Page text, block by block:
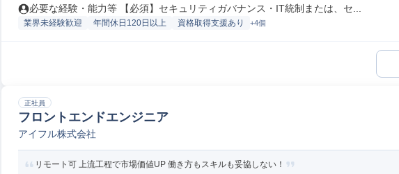
必要な経験・能力等 【必須】セキュリティガバナンス・IT統制または、セ...
業界未経験歓迎 年間休日120日以上 資格取得支援あり +4個
正社員
フロントエンドエンジニア
アイフル株式会社
リモート可 上流工程で市場価値UP 働き方もスキルも妥協しない！